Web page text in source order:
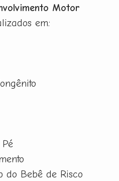
Motor
em:
do Bebê de Risco